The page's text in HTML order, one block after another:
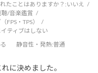
たことはありますか？: いいえ
/音楽鑑賞
FPS・TPS）
ティブはしない
静音性・発熱:普通
に決めました。